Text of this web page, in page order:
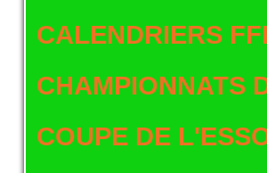
CALENDRIERS
CHAMPIONNATS
COUPE DE